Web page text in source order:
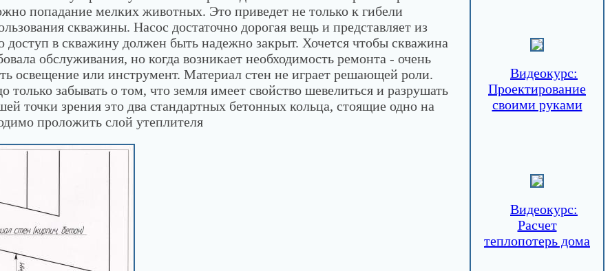
попадание мелких животных. Это приведет не только к гибели
скважины. Насос достаточно дорогая вещь и представляет из
доступ в скважину должен быть надежно закрыт. Хочется чтобы скважина
обслуживания, но когда возникает необходимость ремонта - очень
освещение или инструмент. Материал стен не играет решающей роли.
забывать о том, что земля имеет свойство шевелиться и разрушать
точки зрения это два стандартных бетонных кольца, стоящие одно на
проложить слой утеплителя
Видеокурс:
Проектирование
своими руками
Видеокурс:
Расчет
теплопотерь дома